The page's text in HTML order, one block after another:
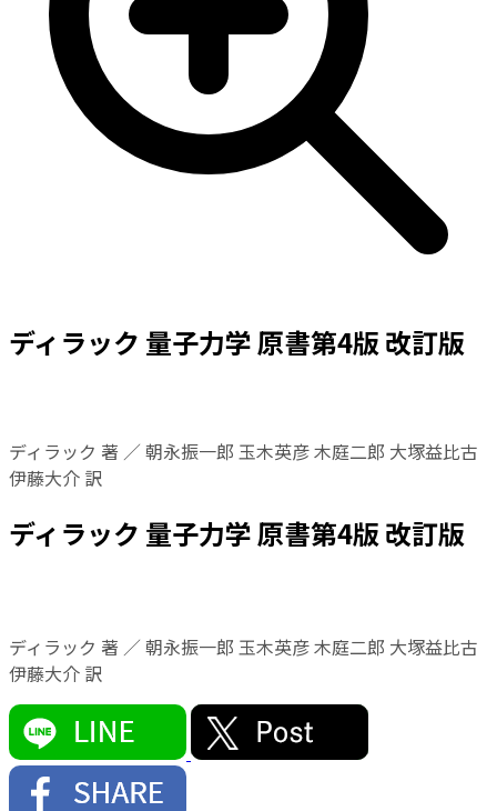
ディラック 量子力学 原書第4版 改訂版
ディラック 著 ／ 朝永振一郎 玉木英彦 木庭二郎 大塚益比古
伊藤大介 訳
ディラック 量子力学 原書第4版 改訂版
ディラック 著 ／ 朝永振一郎 玉木英彦 木庭二郎 大塚益比古
伊藤大介 訳